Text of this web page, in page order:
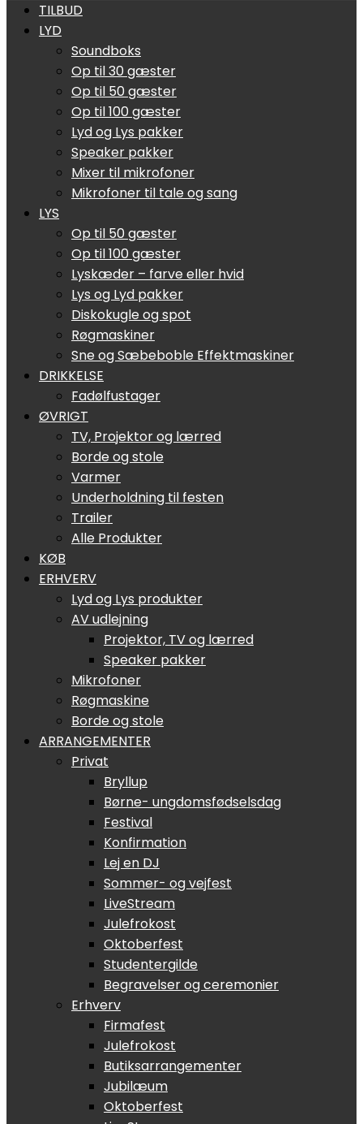
TILBUD
LYD
Soundboks
Op til 30 gæster
Op til 50 gæster
Op til 100 gæster
Lyd og Lys pakker
Speaker pakker
Mixer til mikrofoner
Mikrofoner til tale og sang
LYS
Op til 50 gæster
Op til 100 gæster
Lyskæder – farve eller hvid
Lys og Lyd pakker
Diskokugle og spot
Røgmaskiner
Sne og Sæbeboble Effektmaskiner
DRIKKELSE
Fadølfustager
ØVRIGT
TV, Projektor og lærred
Borde og stole
Varmer
Underholdning til festen
Trailer
Alle Produkter
KØB
ERHVERV
Lyd og Lys produkter
AV udlejning
Projektor, TV og lærred
Speaker pakker
Mikrofoner
Røgmaskine
Borde og stole
ARRANGEMENTER
Privat
Bryllup
Børne- ungdomsfødselsdag
Festival
Konfirmation
Lej en DJ
Sommer- og vejfest
LiveStream
Julefrokost
Oktoberfest
Studentergilde
Begravelser og ceremonier
Erhverv
Firmafest
Julefrokost
Butiksarrangementer
Jubilæum
Oktoberfest